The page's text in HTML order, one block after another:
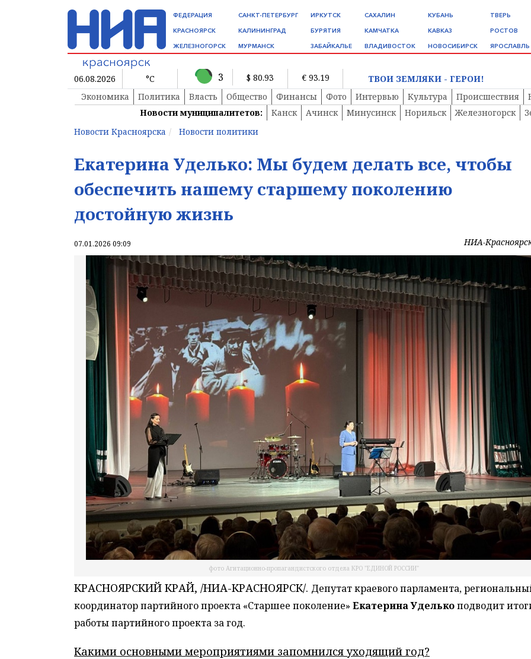
ФЕДЕРАЦИЯ
КРАСНОЯРСК
ЖЕЛЕЗНОГОРСК
САНКТ-ПЕТЕРБУРГ
КАЛИНИНГРАД
МУРМАНСК
ИРКУТСК
БУРЯТИЯ
ЗАБАЙКАЛЬЕ
САХАЛИН
КАМЧАТКА
ВЛАДИВОСТОК
КУБАНЬ
КАВКАЗ
НОВОСИБИРСК
ТВЕРЬ
РОСТОВ
ЯРОСЛАВЛЬ
06.08.2026 °C 3 $ 80.93 € 93.19
ТВОИ ЗЕМЛЯКИ - ГЕРОИ!
Экономика
Политика Власть Общество Финансы Фото Интервью Культура Происшествия
Новости муниципалитетов:
Канск Ачинск Минусинск Норильск Железногорск
Новости Красноярска
Новости политики
Екатерина Уделько: Мы будем делать все, чтобы
обеспечить нашему старшему поколению
достойную жизнь
07.01.2026 09:09 НИА-
фото Агитационно-пропагандистского отдела КРО "ЕДИНОЙ РОССИИ"
КРАСНОЯРСКИЙ КРАЙ, /НИА-КРАСНОЯРСК/. Депутат краевого парламента,
координатор партийного проекта «Старшее поколение» Екатерина Уделькоподводит
работы партийного проекта за год.
Какими основными мероприятиями запомнился уходящий год?